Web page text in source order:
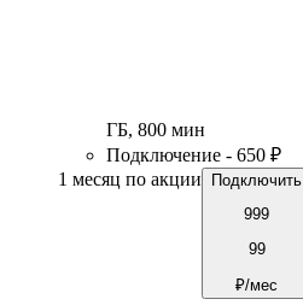
ГБ, 800 мин
Подключение - 650 ₽
1 месяц по акции
Подключить
999
99
₽/мес